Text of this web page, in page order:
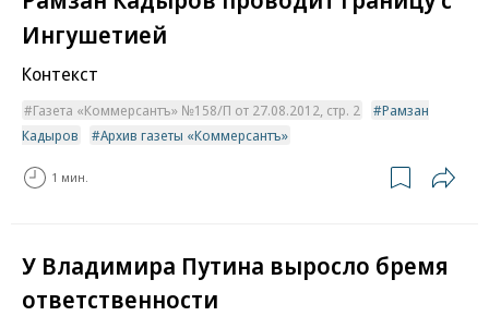
Ингушетией
Контекст
Газета «Коммерсантъ» №158/П от 27.08.2012, стр. 2
Рамзан
Кадыров
Архив газеты «Коммерсантъ»
1 мин.
У Владимира Путина выросло бремя
ответственности